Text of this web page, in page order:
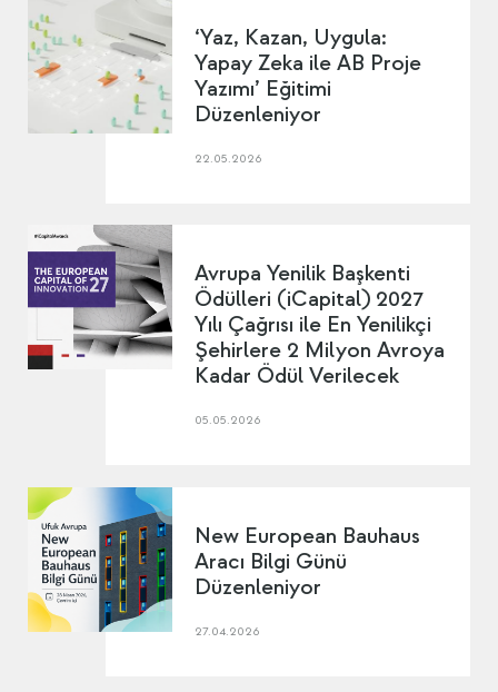
‘Yaz, Kazan, Uygula:
Yapay Zeka ile AB Proje
Yazımı’ Eğitimi
Düzenleniyor
22.05.2026
Avrupa Yenilik Başkenti
Ödülleri (iCapital) 2027
Yılı Çağrısı ile En Yenilikçi
Şehirlere 2 Milyon Avroya
Kadar Ödül Verilecek
05.05.2026
New European Bauhaus
Aracı Bilgi Günü
Düzenleniyor
27.04.2026